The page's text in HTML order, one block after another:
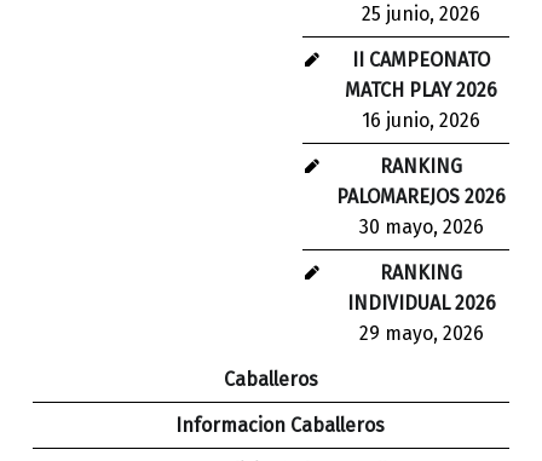
25 junio, 2026
II CAMPEONATO
MATCH PLAY 2026
16 junio, 2026
RANKING
PALOMAREJOS 2026
30 mayo, 2026
RANKING
INDIVIDUAL 2026
29 mayo, 2026
Caballeros
Informacion Caballeros